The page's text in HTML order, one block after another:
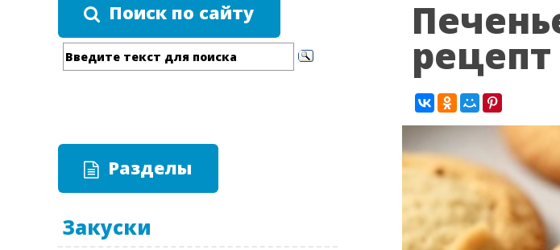
Поиск по сайту
Разделы
Закуски